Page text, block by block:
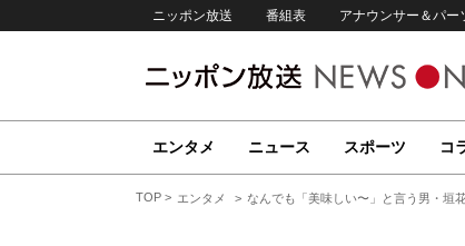
ニッポン放送 番組表 アナウンサー＆パー
エンタメ ニュース スポーツ コ
TOP エンタメ なんでも「美味しい〜」と言う男・垣